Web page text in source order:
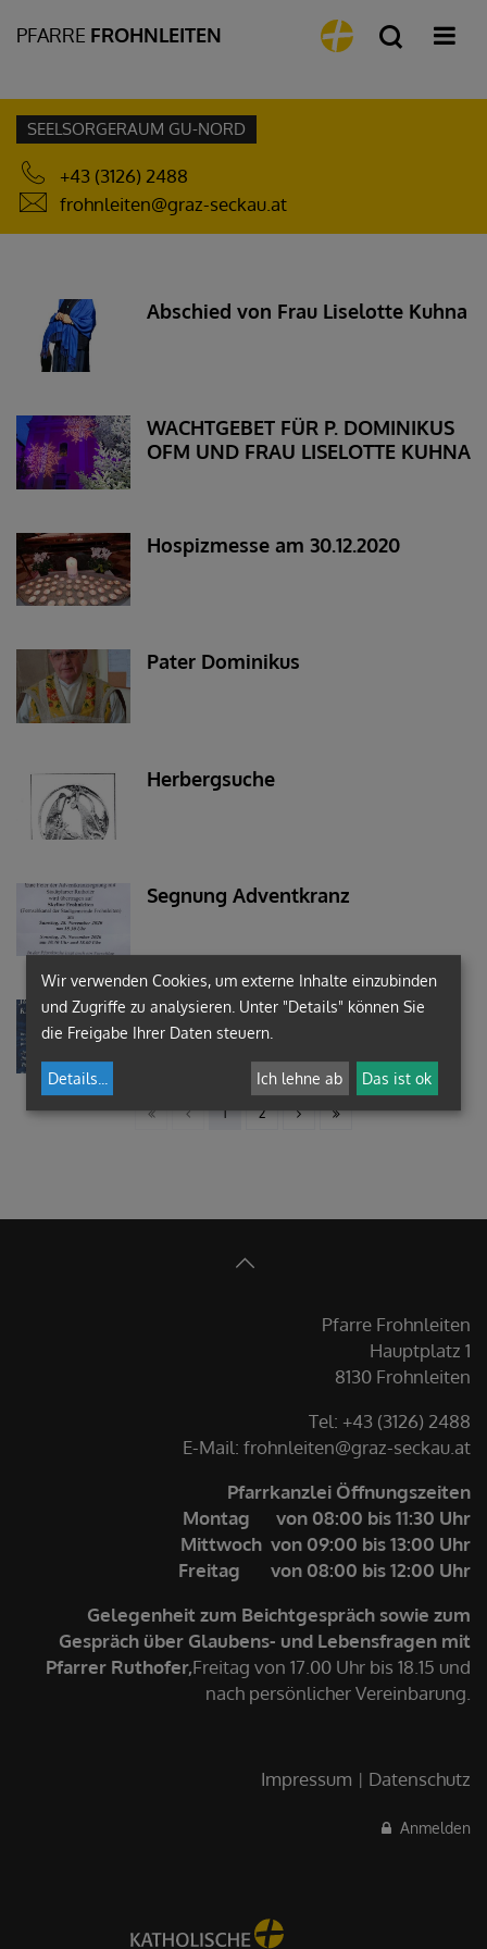
PFARRE FROHNLEITEN
SEELSORGERAUM GU-NORD
+43 (3126) 2488
frohnleiten@graz-seckau.at
Abschied von Frau Liselotte Kuhna
WACHTGEBET FÜR P. DOMINIKUS
OFM UND FRAU LISELOTTE KUHNA
Hospizmesse am 30.12.2020
Pater Dominikus
Herbergsuche
Segnung Adventkranz
Nikolaus 2020
1 2
Pfarre Frohnleiten
Hauptplatz 1
8130 Frohnleiten
Tel: +43 (3126) 2488
E-Mail: frohnleiten@graz-seckau.at
Pfarrkanzlei Öffnungszeiten
Montag von 08:00 bis 11:30 Uhr
Mittwoch von 09:00 bis 13:00 Uhr
Freitag von 08:00 bis 12:00 Uhr
Gelegenheit zum Beichtgespräch sowie zum
Gespräch über Glaubens- und Lebensfragen mit
Pfarrer Ruthofer,Freitag von 17.00 Uhr bis 18.15 und
nach persönlicher Vereinbarung.
Impressum Datenschutz
Anmelden
Wir verwenden Cookies, um externe Inhalte einzubinden
und Zugriffe zu analysieren. Unter "Details" können Sie
die Freigabe Ihrer Daten steuern.
Details Ich lehne ab Das ist ok